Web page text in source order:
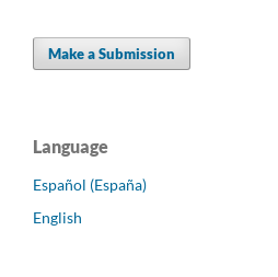
Make a Submission
Language
Español (España)
English